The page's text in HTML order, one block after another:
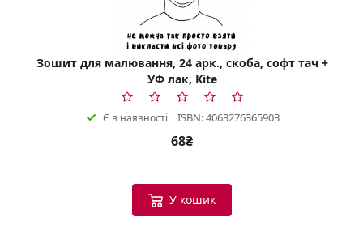
Зошит для малювання, 24 арк., скоба, софт тач +
УФ лак, Kite
Є в наявності ISBN: 4063276365903
68₴
У кошик